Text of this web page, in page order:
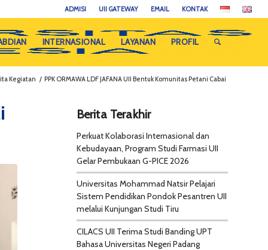
ADMISI UII GATEWAY EMAIL KONTAK
INTERNASIONAL LAYANAN PROFIL
Kegiatan / PPK ORMAWA LDF JAFANA UII Bentuk Komunitas Petani Cabai
Berita Terakhir
Perkuat Kolaborasi Internasional dan
Kebudayaan, Program Studi Farmasi UII
Gelar Pembukaan G-PICE 2026
Universitas Mohammad Natsir Pelajari
Sistem Pendidikan Pondok Pesantren UII
melalui Kunjungan Studi Tiru
CILACS UII Terima Studi Banding UPT
Bahasa Universitas Negeri Padang